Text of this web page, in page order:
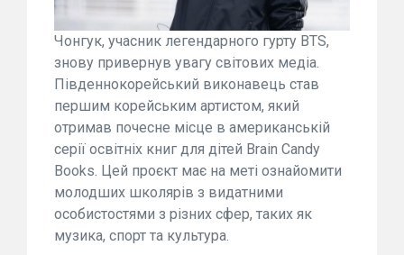
Чонгук, учасник легендарного гурту BTS,
знову привернув увагу світових медіа.
Південнокорейський виконавець став
першим корейським артистом, який
отримав почесне місце в американській
серії освітніх книг для дітей Brain Candy
Books. Цей проєкт має на меті ознайомити
молодших школярів з видатними
особистостями з різних сфер, таких як
музика, спорт та культура.